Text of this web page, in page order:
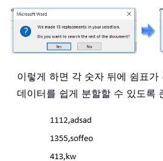
이렇게 하면 각 숫자 뒤에 쉼표가
데이터를 쉽게 분할할 수 있도록